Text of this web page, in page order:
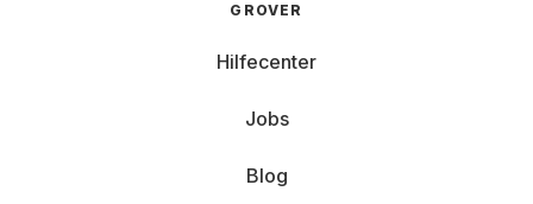
GROVER
Hilfecenter
Jobs
Blog